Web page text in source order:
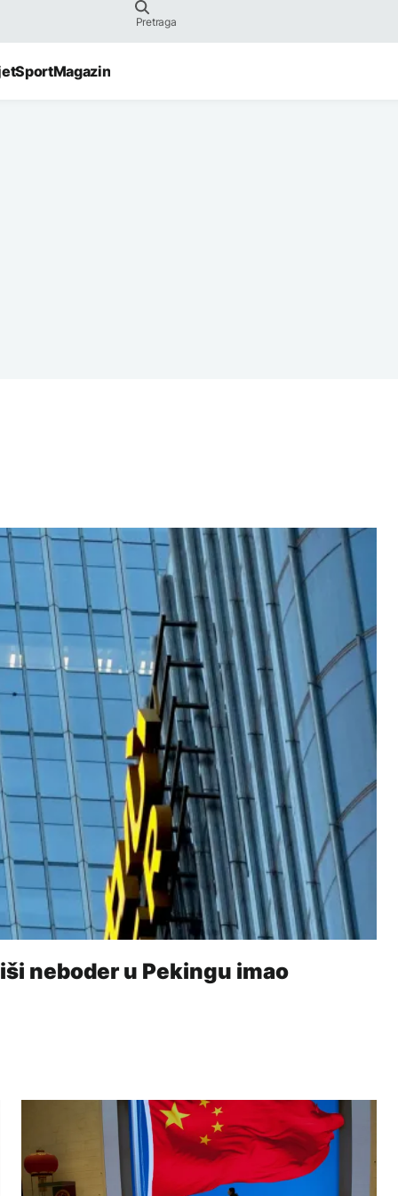
SportMagazin
neboder u Pekingu imao